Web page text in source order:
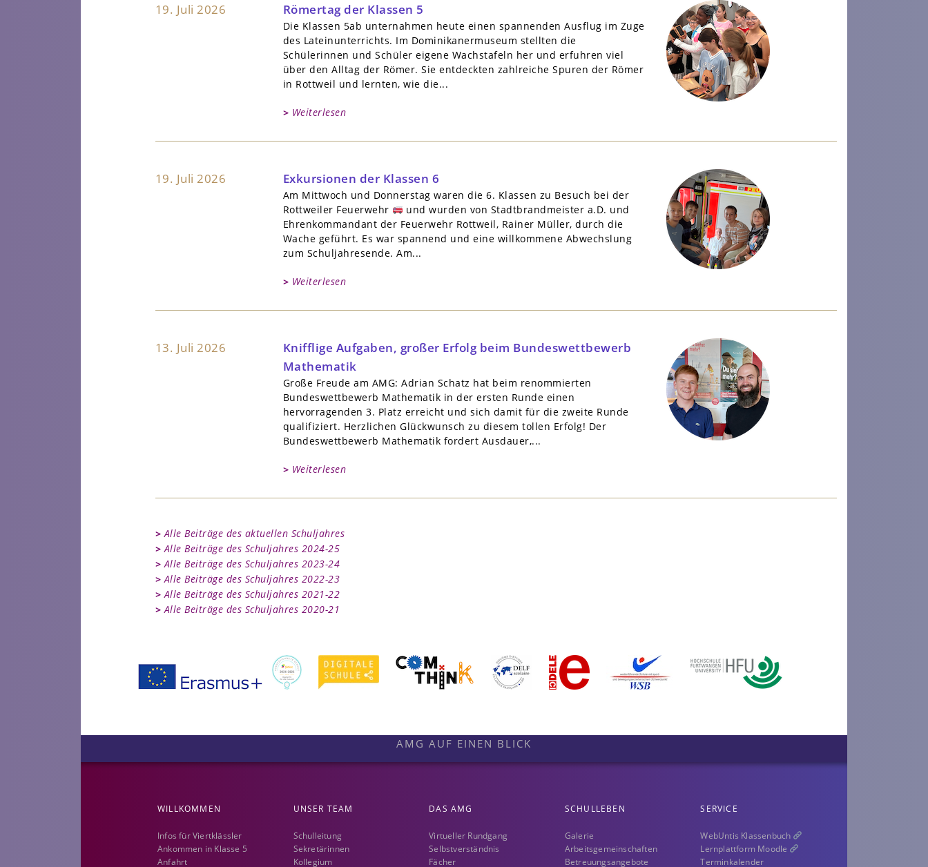
19. Juli 2026 Römertag der Klassen 5
Die Klassen 5ab unternahmen heute einen spannenden Ausflug im Zuge
des Lateinunterrichts. Im Dominikanermuseum stellten die
Schülerinnen und Schüler eigene Wachstafeln her und erfuhren viel
über den Alltag der Römer. Sie entdeckten zahlreiche Spuren der Römer
in Rottweil und lernten, wie die...
Weiterlesen
19. Juli 2026 Exkursionen der Klassen 6
Am Mittwoch und Donnerstag waren die 6. Klassen zu Besuch bei der
Rottweiler Feuerwehr
und wurden von Stadtbrandmeister a.D. und
Ehrenkommandant der Feuerwehr Rottweil, Rainer Müller, durch die
Wache geführt. Es war spannend und eine willkommene Abwechslung
zum Schuljahresende. Am...
Weiterlesen
13. Juli 2026
Knifflige Aufgaben, großer Erfolg beim Bundeswettbewerb
Mathematik
Große Freude am AMG: Adrian Schatz hat beim renommierten
Bundeswettbewerb Mathematik in der ersten Runde einen
hervorragenden 3. Platz erreicht und sich damit für die zweite Runde
qualifiziert. Herzlichen Glückwunsch zu diesem tollen Erfolg! Der
Bundeswettbewerb Mathematik fordert Ausdauer,...
Weiterlesen
Alle Beiträge des aktuellen Schuljahres
Alle Beiträge des Schuljahres 2024-25
Alle Beiträge des Schuljahres 2023-24
Alle Beiträge des Schuljahres 2022-23
Alle Beiträge des Schuljahres 2021-22
Alle Beiträge des Schuljahres 2020-21
AMG AUF EINEN BLICK
WILLKOMMEN
Infos für Viertklässler
Ankommen in Klasse 5
Anfahrt
UNSER TEAM
Schulleitung
Sekretärinnen
Kollegium
DAS AMG
Virtueller Rundgang
Selbstverständnis
Fächer
SCHULLEBEN
Galerie
Arbeitsgemeinschaften
Betreuungsangebote
SERVICE
WebUntis Klassenbuch
Lernplattform Moodle
Terminkalender